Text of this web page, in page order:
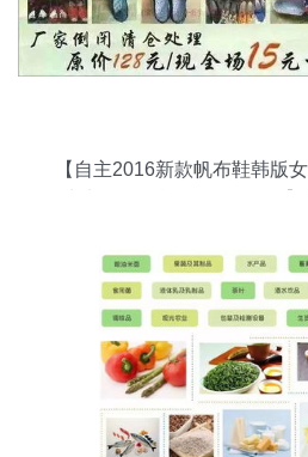
【自主2016新款帆布鞋韩版